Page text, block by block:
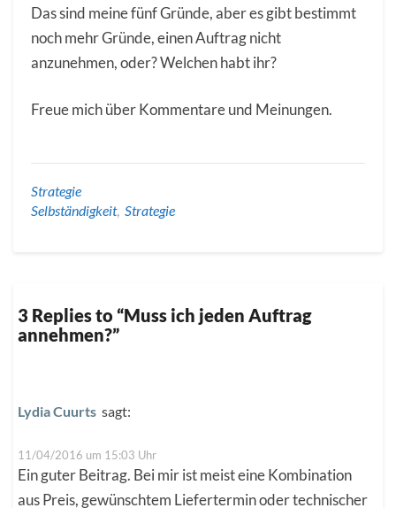
Das sind meine fünf Gründe, aber es gibt bestimmt
noch mehr Gründe, einen Auftrag nicht
anzunehmen, oder? Welchen habt ihr?
Freue mich über Kommentare und Meinungen.
Strategie
Selbständigkeit, Strategie
3 Replies to “Muss ich jeden Auftrag
annehmen?”
Lydia Cuurts sagt:
11/04/2016 um 15:03 Uhr
Ein guter Beitrag. Bei mir ist meist eine Kombination
aus Preis, gewünschtem Liefertermin oder technischer